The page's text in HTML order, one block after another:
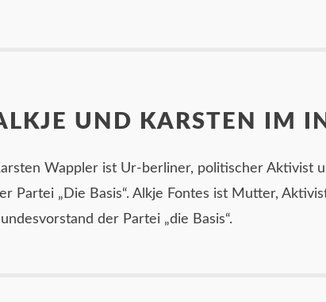
UND KARSTEN IM
Wappler ist Ur-berliner, politischer Aktivist
Partei „Die Basis“. Alkje Fontes ist Mutter,
der Partei „die Basis“.